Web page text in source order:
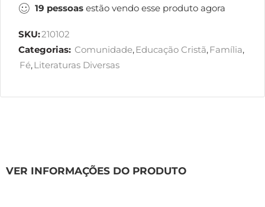
19 pessoas estão vendo esse produto agora
SKU:210102
Categorias: Comunidade,Educação Cristã,Família,
Fé,Literaturas Diversas
VER INFORMAÇÕES DO PRODUTO